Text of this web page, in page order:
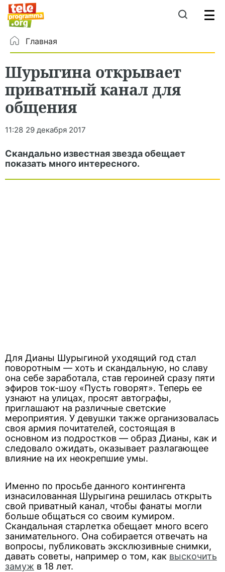
Главная
Шурыгина открывает
приватный канал для
общения
11:28 29 декабря 2017
Скандально известная звезда обещает
показать много интересного.
Для Дианы Шурыгиной уходящий год стал
поворотным — хоть и скандальную, но славу
она себе заработала, став героиней сразу пяти
эфиров ток-шоу «Пусть говорят». Теперь ее
узнают на улицах, просят автографы,
приглашают на различные светские
мероприятия. У девушки также организовалась
своя армия почитателей, состоящая в
основном из подростков — образ Дианы, как и
следовало ожидать, оказывает разлагающее
влияние на их неокрепшие умы.
Именно по просьбе данного контингента
изнасилованная Шурыгина решилась открыть
свой приватный канал, чтобы фанаты могли
больше общаться со своим кумиром.
Скандальная старлетка обещает много всего
занимательного. Она собирается отвечать на
вопросы, публиковать эксклюзивные снимки,
давать советы, например о том, как выскочить
замуж в 18 лет.